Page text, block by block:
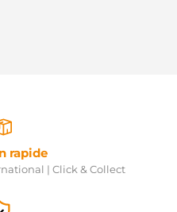
rapide
| Click & Collect